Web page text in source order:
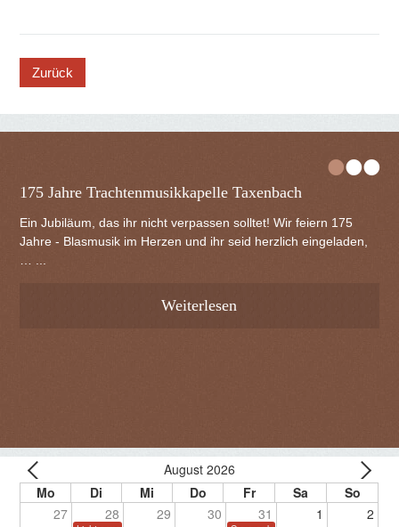
button
•••
175 Jahre Trachtenmusikkapelle Taxenbach
Ein Jubiläum, das ihr nicht verpassen solltet! Wir feiern 175
Jahre - Blasmusik im Herzen und ihr seid herzlich eingeladen,
… ...
Weiterlesen
August 2026
27 28 29 30 31 1 2